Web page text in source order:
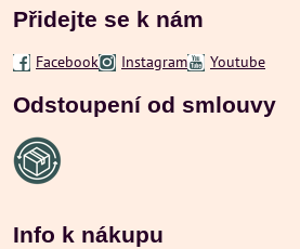
Přidejte se k nám
Facebook Instagram Youtube
Odstoupení od smlouvy
Info k nákupu